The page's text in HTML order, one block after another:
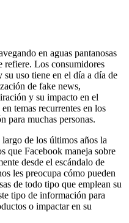
en aguas pantanosas
refiere. Los consumidores
uso tiene en el día a día de
de fake news,
y su impacto en el
temas recurrentes en los
para muchas personas.
de los últimos años la
que Facebook maneja sobre
desde el escándalo de
les preocupa cómo pueden
de todo tipo que emplean su
tipo de información para
o impactar en su